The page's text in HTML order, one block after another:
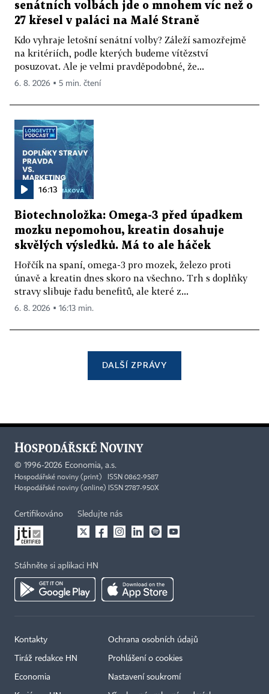
senátních volbách jde o mnohem víc než o
27 křesel v paláci na Malé Straně
Kdo vyhraje letošní senátní volby? Záleží samozřejmě
na kritériích, podle kterých budeme vítězství
posuzovat. Ale je velmi pravděpodobné, že...
6. 8. 2026 ▪ 5 min. čtení
16:13
Biotechnoložka: Omega-3 před úpadkem
mozku nepomohou, kreatin dosahuje
skvělých výsledků. Má to ale háček
Hořčík na spaní, omega-3 pro mozek, železo proti
únavě a kreatin dnes skoro na všechno. Trh s doplňky
stravy slibuje řadu benefitů, ale které z...
6. 8. 2026 ▪ 16:13 min.
DALŠÍ ZPRÁVY
© 1996-2026 Economia, a.s.
Hospodářské noviny (print) ISSN 0862-9587
Hospodářské noviny (online) ISSN 2787-950X
Certifikováno Sledujte nás
Stáhněte si aplikaci HN
Kontakty
Tiráž redakce HN
Economia
Ochrana osobních údajů
Prohlášení o cookies
Nastavení soukromí